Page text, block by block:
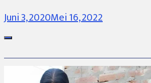
Juni 3, 2020Mei 16, 2022